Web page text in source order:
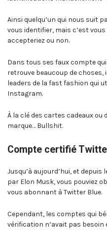
Ainsi quelqu’un qui nous suit
vous identifier, mais c’est
accepteriez ou non.
Dans tous ses faux compte
retrouve beaucoup de choses,
leaders de la fast fashion qui
Instagram.
À la clé des cartes cadeaux ou
marque… Bullshit.
Compte certifié
Jusqu’à aujourd’hui, et
par Elon Musk, vous pouviez
vous abonnant à Twitter Blue.
Cependant, les comptes qui
vérification n’avait pas besoin